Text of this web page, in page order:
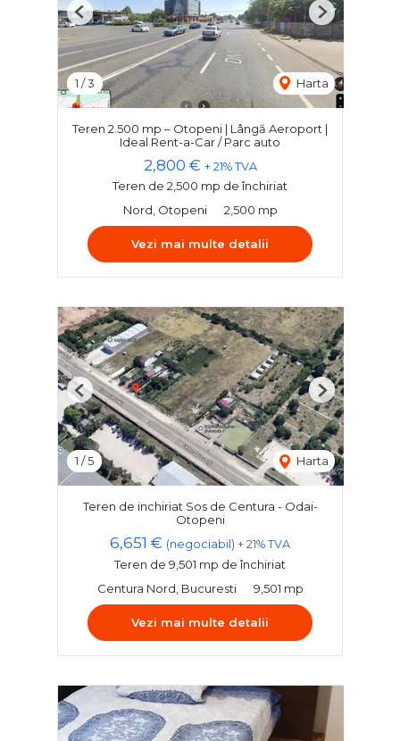
1 /3 Harta
Previous Next
Teren 2.500 mp – Otopeni | Lângă Aeroport |
Ideal Rent-a-Car / Parc auto
2,800 € + 21% TVA
Teren de 2,500 mp de închiriat
Nord, Otopeni
2,500 mp
Vezi mai multe detalii
1 /5 Harta
Previous Next
Teren de inchiriat Sos de Centura - Odai-
Otopeni
6,651 € (negociabil) + 21% TVA
Teren de 9,501 mp de închiriat
Centura Nord, Bucuresti
9,501 mp
Vezi mai multe detalii